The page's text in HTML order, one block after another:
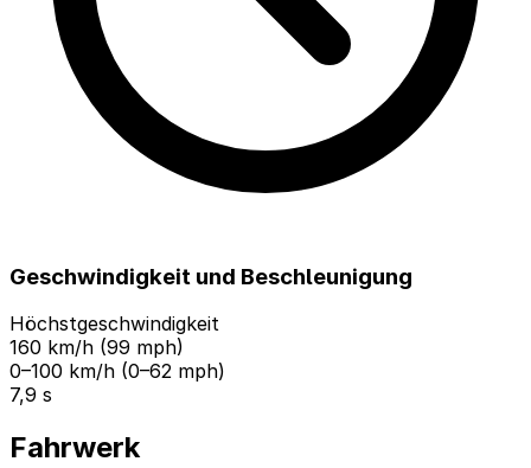
Geschwindigkeit und Beschleunigung
Höchstgeschwindigkeit
160 km/h (99 mph)
0–100 km/h (0–62 mph)
7,9 s
Fahrwerk